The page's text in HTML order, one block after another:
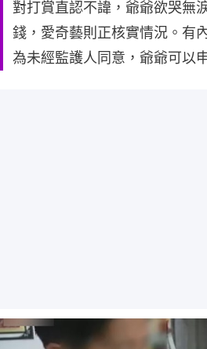
對打賞直認不諱，爺爺欲哭無
錢，愛奇藝則正核實情況。有
為未經監護人同意，爺爺可以